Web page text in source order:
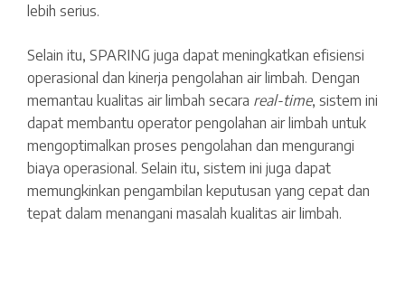
lebih serius.
Selain itu, SPARING juga dapat meningkatkan efisiensi
operasional dan kinerja pengolahan air limbah. Dengan
memantau kualitas air limbah secara real-time, sistem ini
dapat membantu operator pengolahan air limbah untuk
mengoptimalkan proses pengolahan dan mengurangi
biaya operasional. Selain itu, sistem ini juga dapat
memungkinkan pengambilan keputusan yang cepat dan
tepat dalam menangani masalah kualitas air limbah.